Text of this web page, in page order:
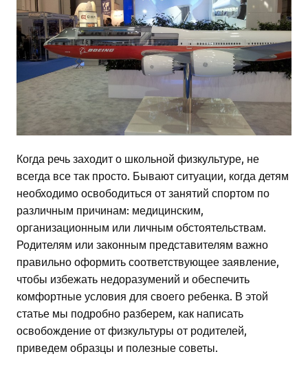
Когда речь заходит о школьной физкультуре, не
всегда все так просто. Бывают ситуации, когда детям
необходимо освободиться от занятий спортом по
различным причинам: медицинским,
организационным или личным обстоятельствам.
Родителям или законным представителям важно
правильно оформить соответствующее заявление,
чтобы избежать недоразумений и обеспечить
комфортные условия для своего ребенка. В этой
статье мы подробно разберем, как написать
освобождение от физкультуры от родителей,
приведем образцы и полезные советы.